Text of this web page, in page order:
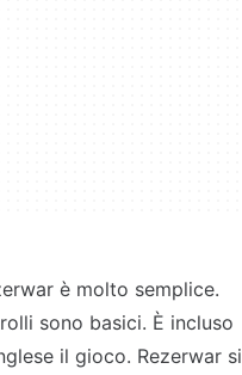
è molto semplice.
sono basici. È incluso
il gioco. Rezerwar si